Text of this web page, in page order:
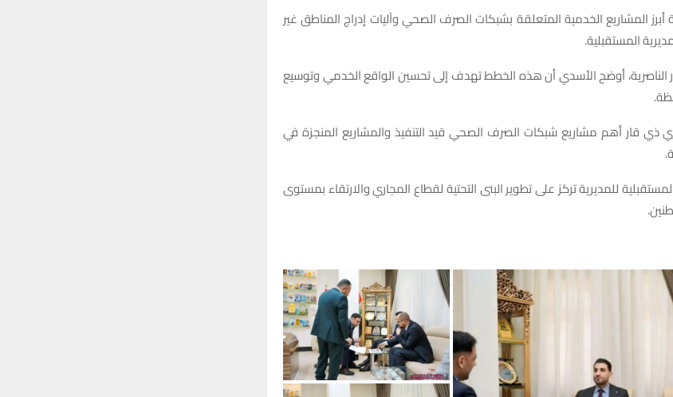
المشاريع الخدمية المتعلقة بشبكات الصرف الصحي وآليات إدراج المناطق غير
المستقبلية.
الناصرية، أوضح الأسدي أن هذه الخطط تهدف إلى تحسين الواقع الخدمي وتوسيع
ذي قار أهم مشاريع شبكات الصرف الصحي قيد التنفيذ والمشاريع المنجزة في
للمديرية تركز على تطوير البنى التحتية لقطاع المجاري والارتقاء بمستوى